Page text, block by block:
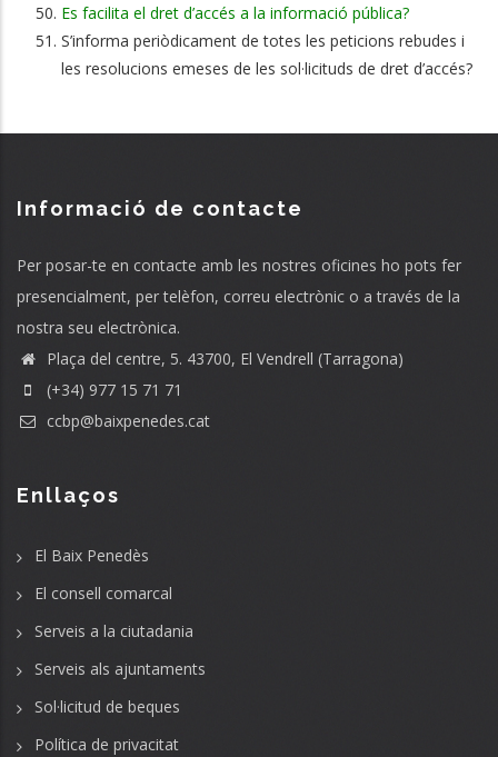
Es facilita el dret d’accés a la informació pública?
S’informa periòdicament de totes les peticions rebudes i
les resolucions emeses de les sol·licituds de dret d’accés?
Informació de contacte
Per posar-te en contacte amb les nostres oficines ho pots fer
presencialment, per telèfon, correu electrònic o a través de la
nostra seu electrònica.
Plaça del centre, 5. 43700, El Vendrell (Tarragona)
(+34) 977 15 71 71
ccbp@baixpenedes.cat
Enllaços
El Baix Penedès
El consell comarcal
Serveis a la ciutadania
Serveis als ajuntaments
Sol·licitud de beques
Política de privacitat